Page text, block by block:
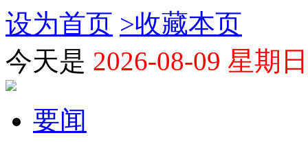
设为首页 >收藏本页
今天是 2026-08-09 星期日
要闻